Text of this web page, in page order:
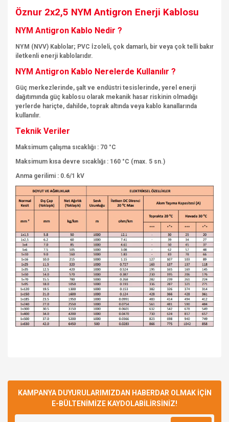
Öznur 2x2,5 NYM Antigron Enerji Kablosu
NYM Antigron Kablo Nedir ?
NYM (NVV) Kablolar; PVC İzoleli, çok damarlı, bir veya çok telli bakır
iletkenli enerji kablolarıdır.
NYM Antigron Kablo Nerelerde Kullanılır ?
Güç merkezlerinde, şalt ve endüstri tesislerinde, yerel enerji
dağıtımında güç kablosu olarak mekanik hasar riskinin olmadığı
yerlerde hariçte, dahilde, toprak altında veya kablo kanallarında
kullanılır.
Teknik Veriler
Maksimum çalışma sıcaklığı : 70 °C
Maksimum kısa devre sıcaklığı : 160 °C (max. 5 sn.)
Anma gerilimi : 0.6/1 kV
Yorum Yaz
KAMPANYA DUYURULARIMIZDAN HABERDAR OLMAK İÇİN
E-BÜLTENİMİZE KAYDOLABİLİRSİNİZ!